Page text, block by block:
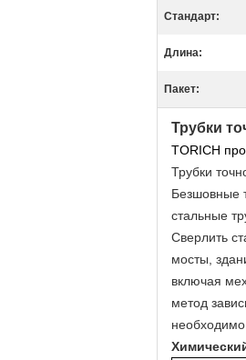
Стандарт:
Длина:
Пакет:
Трубки
TORICH
Трубки
Безшовные
стальные
Сверлить
мосты,
включая
метод
необходимо